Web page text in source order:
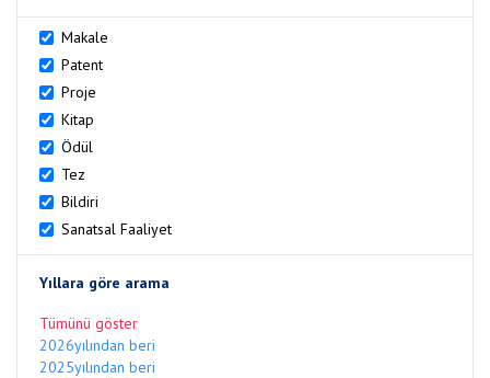
Makale
Patent
Proje
Kitap
Ödül
Tez
Bildiri
Sanatsal Faaliyet
Yıllara göre arama
Tümünü göster
2026yılından beri
2025yılından beri